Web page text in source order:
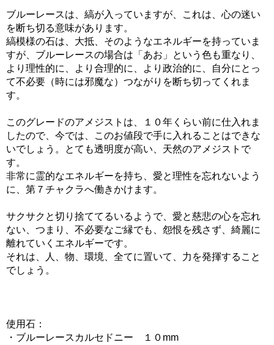
ブルーレースは、縞が入っていますが、これは、心の迷い
を断ち切る意味があります。
縞模様の石は、大抵、そのようなエネルギーを持っていま
すが、ブルーレースの場合は「あお」という色も重なり、
より理性的に、より合理的に、より政治的に、自分にとっ
て不必要（時には邪魔な）つながりを断ち切ってくれま
す。
このグレードのアメジストは、１０年くらい前に仕入れま
したので、今では、このお値段で手に入れることはできな
いでしょう。とても透明度が高い、天然のアメジストで
す。
非常に霊的なエネルギーを持ち、愛と理性を忘れないよう
に、第７チャクラへ働きかけます。
サクサクと切り捨ててるいるようで、愛と慈悲の心を忘れ
ない、つまり、不必要なご縁でも、怨恨を残さず、綺麗に
離れていくエネルギーです。
それは、人、物、環境、全てに置いて、力を発揮すること
でしょう。
使用石：
・ブルーレースカルセドニー １０mm